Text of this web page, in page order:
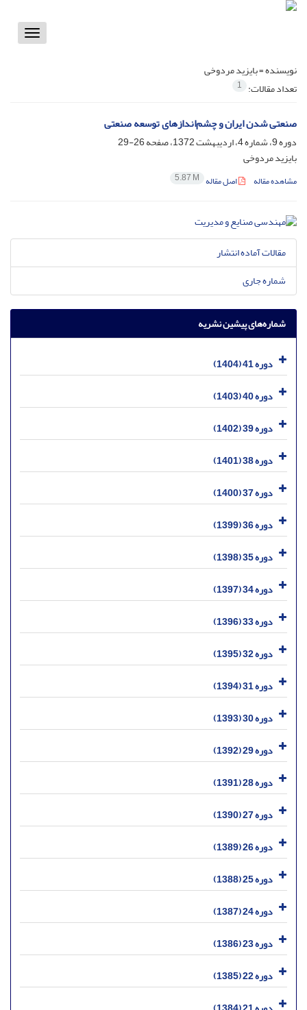
Toggle
نویسنده =بایزید مردوخی
تعداد مقالات: 1
صنعتی شدن ایران و چشم‌اندازهای توسعه صنعتی
دوره 9، شماره 4، اردیبهشت 1372، صفحه
26-29
بایزید مردوخی
مشاهده مقاله اصل مقاله 5.87 M
مقالات آماده انتشار
شماره جاری
شماره‌های پیشین نشریه
دوره 41 (1404)
دوره 40 (1403)
دوره 39 (1402)
دوره 38 (1401)
دوره 37 (1400)
دوره 36 (1399)
دوره 35 (1398)
دوره 34 (1397)
دوره 33 (1396)
دوره 32 (1395)
دوره 31 (1394)
دوره 30 (1393)
دوره 29 (1392)
دوره 28 (1391)
دوره 27 (1390)
دوره 26 (1389)
دوره 25 (1388)
دوره 24 (1387)
دوره 23 (1386)
دوره 22 (1385)